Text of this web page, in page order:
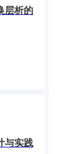
层析的
与实践